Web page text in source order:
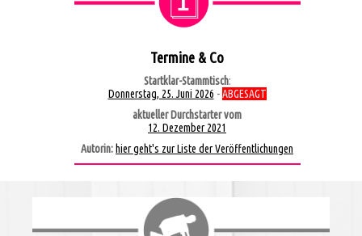
Termine & Co
Startklar-Stammtisch:
Donnerstag, 25. Juni 2026 -ABGESAGT
aktueller Durchstarter vom
12. Dezember 2021
Autorin: hier geht's zur Liste der Veröffentlichungen